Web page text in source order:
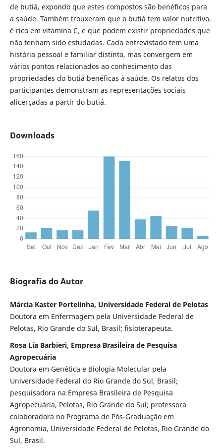
de butiá, expondo que estes compostos são benéficos para
a saúde. Também trouxeram que o butiá tem valor nutritivo,
é rico em vitamina C, e que podem existir propriedades que
não tenham sido estudadas. Cada entrevistado tem uma
história pessoal e familiar distinta, mas convergem em
vários pontos relacionados ao conhecimento das
propriedades do butiá benéficas à saúde. Os relatos dos
participantes demonstram as representações sociais
alicerçadas a partir do butiá.
Downloads
Biografia do Autor
Márcia Kaster Portelinha, Universidade Federal de Pelotas
Doutora em Enfermagem pela Universidade Federal de
Pelotas, Rio Grande do Sul, Brasil; fisioterapeuta.
Rosa Lía Barbieri, Empresa Brasileira de Pesquisa
Agropecuária
Doutora em Genética e Biologia Molecular pela
Universidade Federal do Rio Grande do Sul, Brasil;
pesquisadora na Empresa Brasileira de Pesquisa
Agropecuária, Pelotas, Rio Grande do Sul; professora
colaboradora no Programa de Pós-Graduação em
Agronomia, Universidade Federal de Pelotas, Rio Grande do
Sul, Brasil.